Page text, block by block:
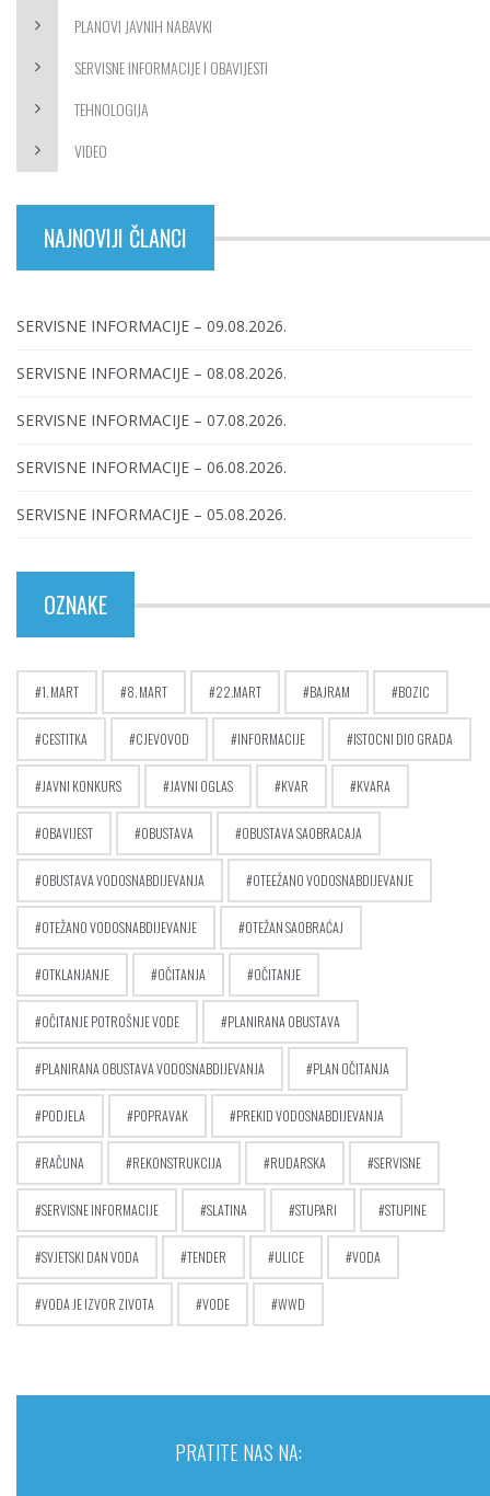
PLANOVI JAVNIH NABAVKI
SERVISNE INFORMACIJE I OBAVIJESTI
TEHNOLOGIJA
VIDEO
NAJNOVIJI ČLANCI
SERVISNE INFORMACIJE – 09.08.2026.
SERVISNE INFORMACIJE – 08.08.2026.
SERVISNE INFORMACIJE – 07.08.2026.
SERVISNE INFORMACIJE – 06.08.2026.
SERVISNE INFORMACIJE – 05.08.2026.
OZNAKE
1. MART 8. MART 22.MART BAJRAM BOZIC
CESTITKA CJEVOVOD INFORMACIJE ISTOCNI DIO GRADA
JAVNI KONKURS JAVNI OGLAS KVAR KVARA
OBAVIJEST OBUSTAVA OBUSTAVA SAOBRACAJA
OBUSTAVA VODOSNABDIJEVANJA OTEEŽANO VODOSNABDIJEVANJE
OTEŽANO VODOSNABDIJEVANJE OTEŽAN SAOBRAĆAJ
OTKLANJANJE OČITANJA OČITANJE
OČITANJE POTROŠNJE VODE PLANIRANA OBUSTAVA
PLANIRANA OBUSTAVA VODOSNABDIJEVANJA PLAN OČITANJA
PODJELA POPRAVAK PREKID VODOSNABDIJEVANJA
RAČUNA REKONSTRUKCIJA RUDARSKA SERVISNE
SERVISNE INFORMACIJE SLATINA STUPARI STUPINE
SVJETSKI DAN VODA TENDER ULICE VODA
VODA JE IZVOR ZIVOTA VODE WWD
PRATITE NAS NA: